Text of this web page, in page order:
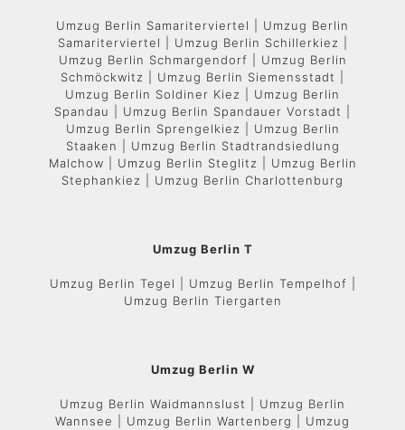
Umzug Berlin Samariterviertel | Umzug Berlin
Samariterviertel | Umzug Berlin Schillerkiez |
Umzug Berlin Schmargendorf | Umzug Berlin
Schmöckwitz | Umzug Berlin Siemensstadt |
Umzug Berlin Soldiner Kiez | Umzug Berlin
Spandau | Umzug Berlin Spandauer Vorstadt |
Umzug Berlin Sprengelkiez | Umzug Berlin
Staaken | Umzug Berlin Stadtrandsiedlung
Malchow | Umzug Berlin Steglitz | Umzug Berlin
Stephankiez | Umzug Berlin Charlottenburg
Umzug Berlin T
Umzug Berlin Tegel | Umzug Berlin Tempelhof |
Umzug Berlin Tiergarten
Umzug Berlin W
Umzug Berlin Waidmannslust | Umzug Berlin
Wannsee | Umzug Berlin Wartenberg | Umzug